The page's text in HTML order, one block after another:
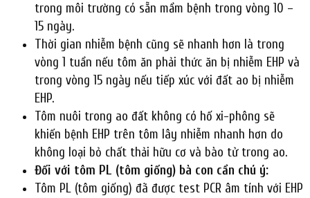
trong môi trường có sẵn mầm bệnh trong vòng 10 –
15 ngày.
Thời gian nhiễm bệnh cũng sẽ nhanh hơn là trong
vòng 1 tuần nếu tôm ăn phải thức ăn bị nhiễm EHP và
trong vòng 15 ngày nếu tiếp xúc với đất ao bị nhiễm
EHP.
Tôm nuôi trong ao đất không có hố xi-phông sẽ
khiến bệnh EHP trên tôm lây nhiễm nhanh hơn do
không loại bỏ chất thải hữu cơ và bào tử trong ao.
Đối với tôm PL (tôm giống) bà con cần chú ý:
Tôm PL (tôm giống) đã được test PCR âm tính với EHP